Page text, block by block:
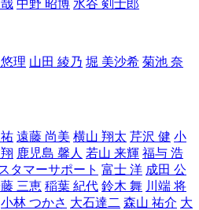
中野 昭博 水谷 剣士郎
理 山田 綾乃 堀 美沙希 菊池 奈
遠藤 尚美 横山 翔太 芹沢 健 小
鹿児島 馨人 若山 来輝 福与 浩
タマーサポート 富士 洋 成田 公
三恵 稲葉 紀代 鈴木 舞 川端 将
小林 つかさ 大石達二 森山 祐介 大